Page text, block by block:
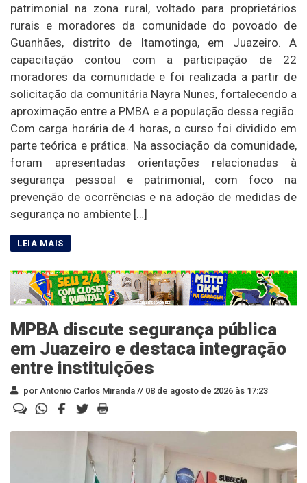
patrimonial na zona rural, voltado para proprietários
rurais e moradores da comunidade do povoado de
Guanhães, distrito de Itamotinga, em Juazeiro. A
capacitação contou com a participação de 22
moradores da comunidade e foi realizada a partir de
solicitação da comunitária Nayra Nunes, fortalecendo a
aproximação entre a PMBA e a população dessa região.
Com carga horária de 4 horas, o curso foi dividido em
parte teórica e prática. Na associação da comunidade,
foram apresentadas orientações relacionadas à
segurança pessoal e patrimonial, com foco na
prevenção de ocorrências e na adoção de medidas de
segurança no ambiente […]
MPBA discute segurança pública
em Juazeiro e destaca integração
entre instituições
por Antonio Carlos Miranda // 08 de agosto de 2026 às 17:23